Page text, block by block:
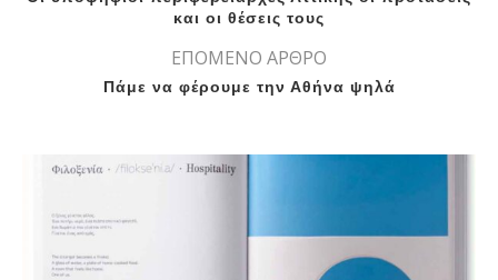
και οι θέσεις τους
ΕΠΟΜΕΝΟ ΑΡΘΡΟ
Πάμε να φέρουμε την Αθήνα ψηλά